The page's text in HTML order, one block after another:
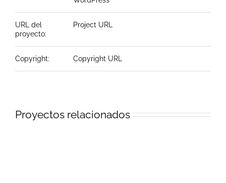
URL del
proyecto:
Project URL
Copyright: Copyright URL
Proyectos relacionados